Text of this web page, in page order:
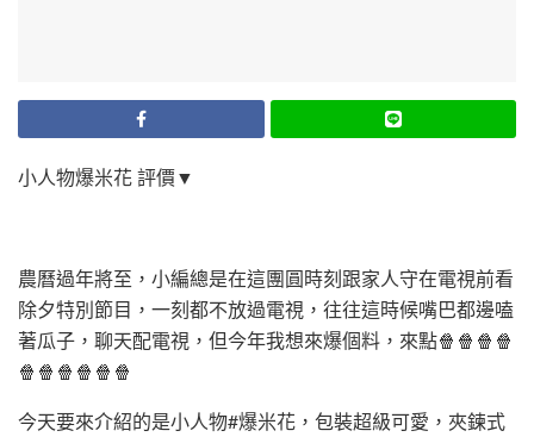
小人物爆米花 評價▼
農曆過年將至，小編總是在這團圓時刻跟家人守在電視前看
除夕特別節目，一刻都不放過電視，往往這時候嘴巴都邊嗑
著瓜子，聊天配電視，但今年我想來爆個料，來點🍿🍿🍿🍿
🍿🍿🍿🍿🍿🍿
今天要來介紹的是小人物#爆米花，包裝超級可愛，夾鍊式